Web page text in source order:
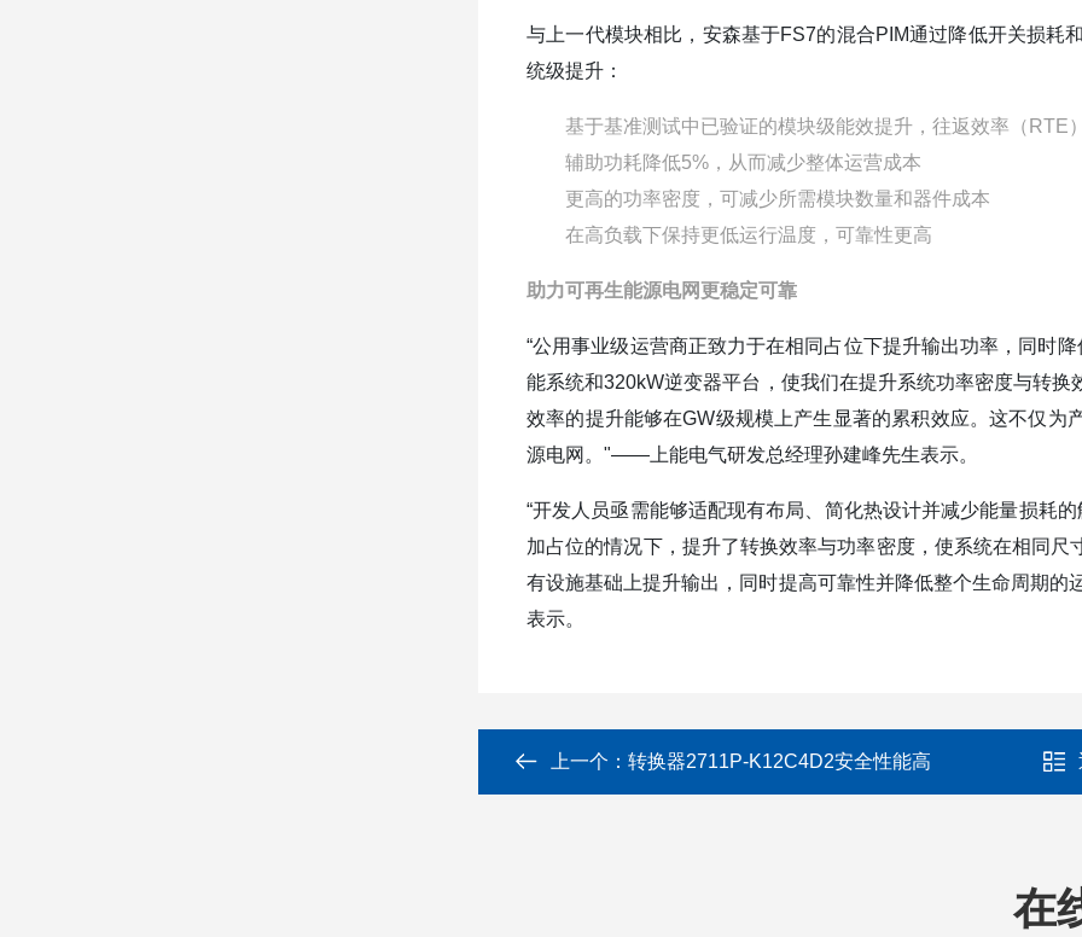
与上一代模块相比，安森基于FS7的混合PIM通过降低开关损耗
统级提升：
基于基准测试中已验证的模块级能效提升，往返效率（RTE
辅助功耗降低5%，从而减少整体运营成本
更高的功率密度，可减少所需模块数量和器件成本
在高负载下保持更低运行温度，可靠性更高
助力可再生能源电网更稳定可靠
“公用事业级运营商正致力于在相同占位下提升输出功率，同时
能系统和320kW逆变器平台，使我们在提升系统功率密度与转
效率的提升能够在GW级规模上产生显著的累积效应。这不仅
源电网。"——上能电气研发总经理孙建峰先生表示。
“开发人员亟需能够适配现有布局、简化热设计并减少能量损耗
加占位的情况下，提升了转换效率与功率密度，使系统在相同
有设施基础上提升输出，同时提高可靠性并降低整个生命周期
表示。
上一个： 转换器2711P-K12C4D2安全性能高
在